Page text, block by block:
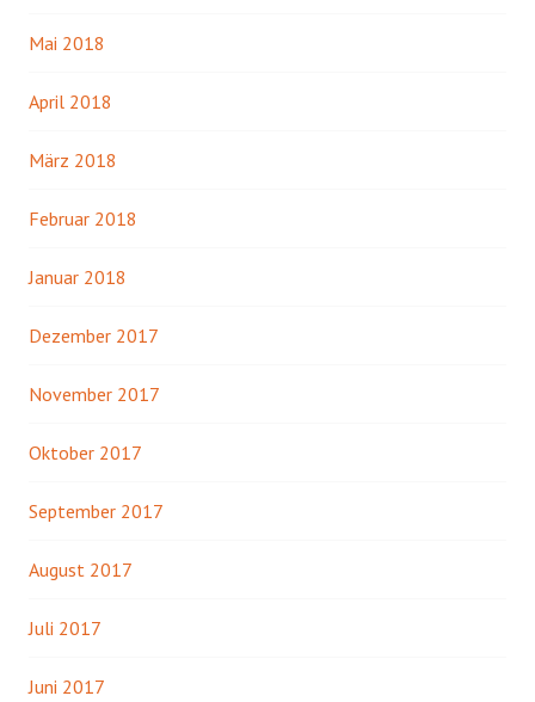
Mai 2018
April 2018
März 2018
Februar 2018
Januar 2018
Dezember 2017
November 2017
Oktober 2017
September 2017
August 2017
Juli 2017
Juni 2017